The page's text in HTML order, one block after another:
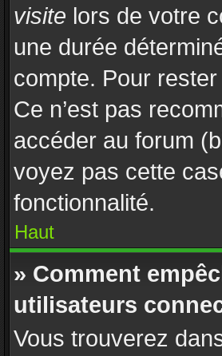
visite lors de votre
une durée
compte. Pour
Ce n’est pas
accéder au forum
voyez pas cette
fonctionnalité.
Haut
» Comment
utilisateurs
Vous trouverez